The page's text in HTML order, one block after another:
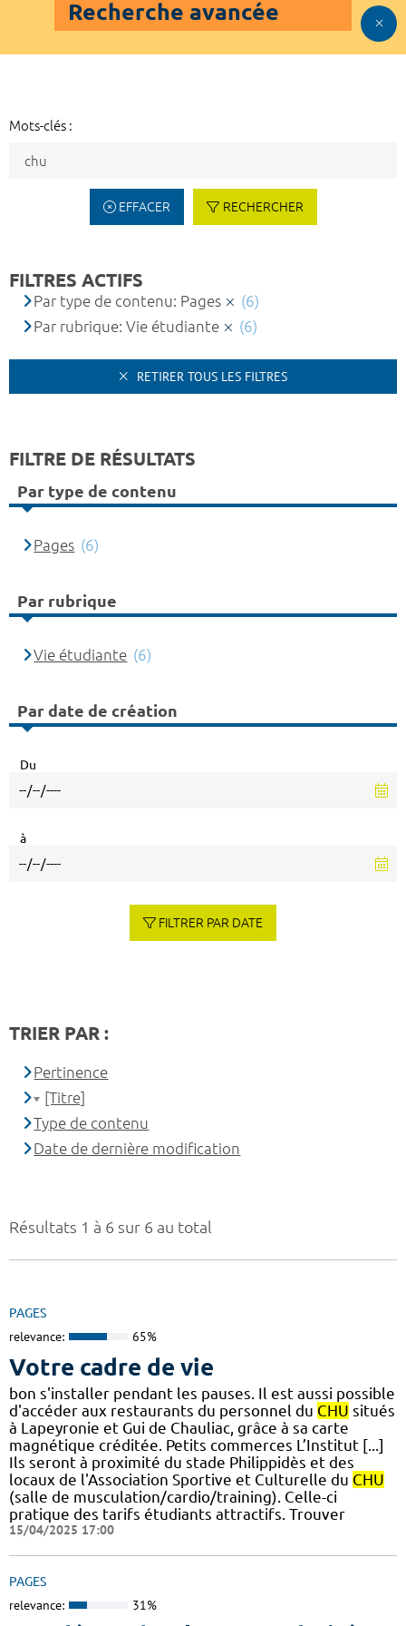
Recherche avancée
Mots-clés :
EFFACER RECHERCHER
Résultats 1 à 6 sur 6 au total
PAGES
relevance: 65%
Votre cadre de vie
bon s'installer pendant les pauses. Il est aussi possible
d'accéder aux restaurants du personnel du CHU situés
à Lapeyronie et Gui de Chauliac, grâce à sa carte
magnétique créditée. Petits commerces L’Institut [...]
Ils seront à proximité du stade Philippidès et des
locaux de l'Association Sportive et Culturelle du CHU
(salle de musculation/cardio/training). Celle-ci
pratique des tarifs étudiants attractifs. Trouver
15/04/2025 17:00
PAGES
relevance: 31%
FILTRES ACTIFS
Par type de contenu: Pages
(6)
Par rubrique: Vie étudiante
(6)
RETIRER TOUS LES FILTRES
FILTRE DE RÉSULTATS
Par type de contenu
Pages (6)
Par rubrique
Vie étudiante (6)
Par date de création
Du
à
FILTRER PAR DATE
TRIER PAR :
Pertinence
[Titre]
Type de contenu
Date de dernière modification